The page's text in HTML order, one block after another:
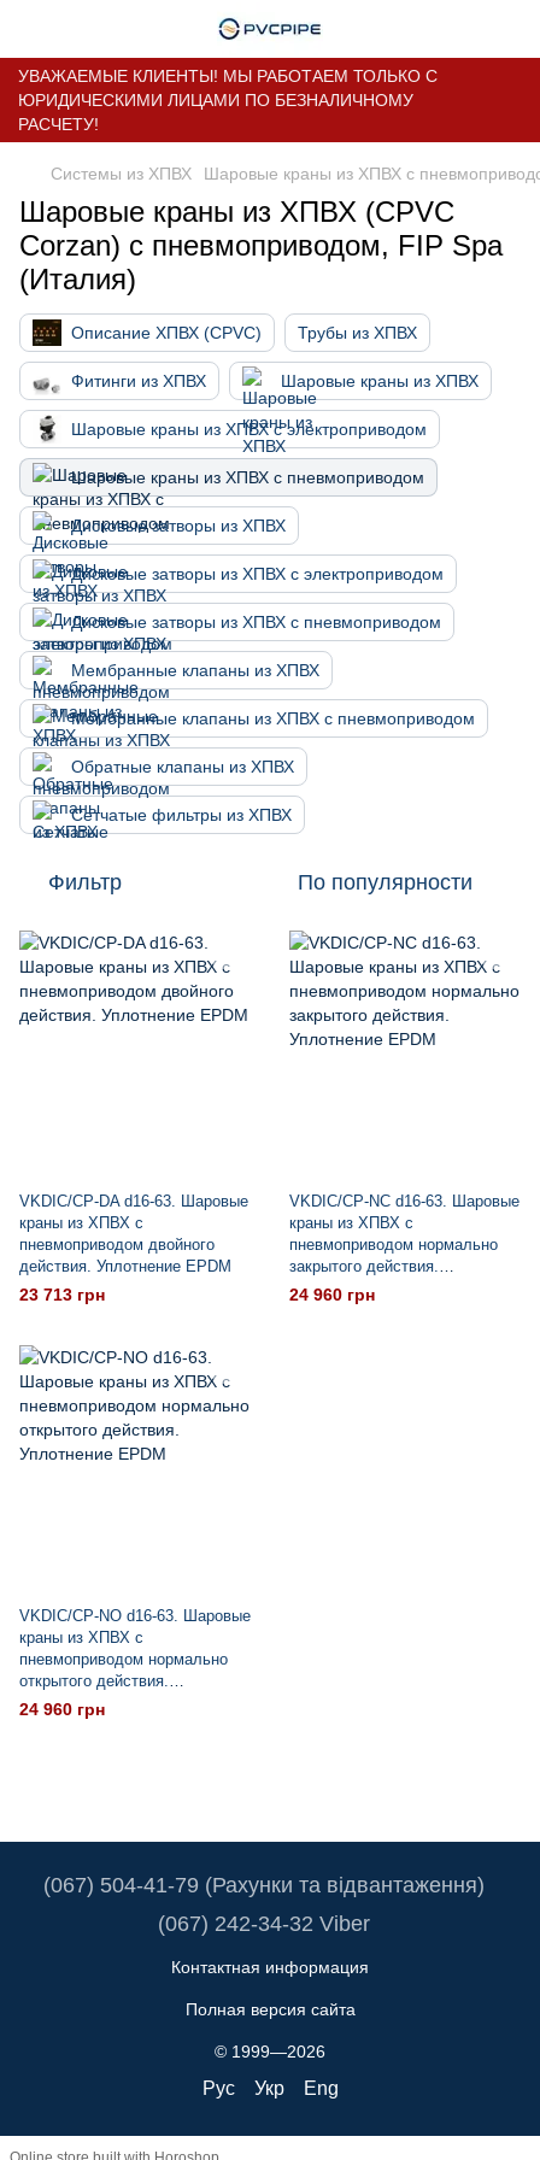
УВАЖАЕМЫЕ КЛИЕНТЫ! МЫ РАБОТАЕМ ТОЛЬКО С
ЮРИДИЧЕСКИМИ ЛИЦАМИ ПО БЕЗНАЛИЧНОМУ
РАСЧЕТУ!
Системы из ХПВХ Шаровые краны из ХПВХ с
Шаровые краны из ХПВХ (CPVC
Corzan) с пневмоприводом, FIP Spa
(Италия)
Описание ХПВХ (CPVC) Трубы из ХПВХ
Фитинги из ХПВХ Шаровые краны из ХПВХ
Шаровые краны из ХПВХ с электроприводом
Шаровые краны из ХПВХ с пневмоприводом
Дисковые затворы из ХПВХ
Дисковые затворы из ХПВХ с электроприводом
Дисковые затворы из ХПВХ с пневмоприводом
Мембранные клапаны из ХПВХ
Мембранные клапаны из ХПВХ с пневмоприводом
Обратные клапаны из ХПВХ
Сетчатые фильтры из ХПВХ
Фильтр По популярности
VKDIC/CP-DA d16-63. Шаровые
краны из ХПВХ с
пневмоприводом двойного
действия. Уплотнение EPDM
23 713 грн
VKDIC/CP-NC d16-63. Шаровые
краны из ХПВХ с
пневмоприводом нормально
закрытого действия.
Уплотнение EPDM
24 960 грн
VKDIC/CP-NO d16-63. Шаровые
краны из ХПВХ с
пневмоприводом нормально
открытого действия.
Уплотнение EPDM
24 960 грн
(067) 504-41-79 (Рахунки та відвантаження)
(067) 242-34-32 Viber
Контактная информация
Полная версия сайта
© 1999—2026
Рус Укр Eng